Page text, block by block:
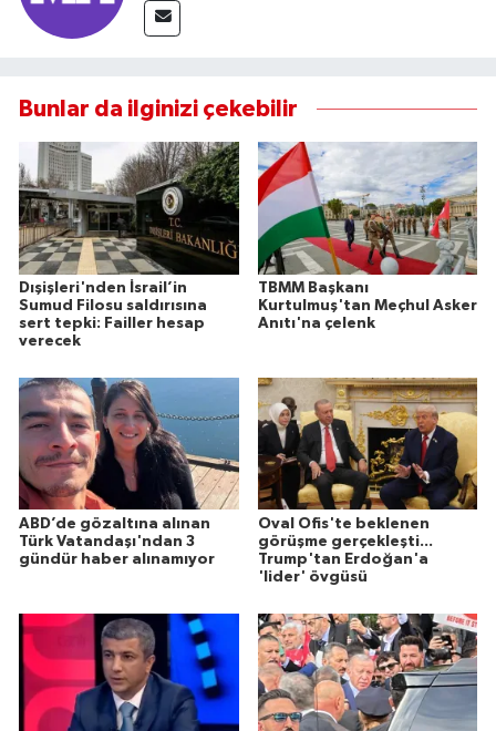
Bunlar da ilginizi çekebilir
Dışişleri'nden İsrail’in
Sumud Filosu saldırısına
sert tepki: Failler hesap
verecek
TBMM Başkanı
Kurtulmuş'tan Meçhul Asker
Anıtı'na çelenk
ABD’de gözaltına alınan
Türk Vatandaşı'ndan 3
gündür haber alınamıyor
Oval Ofis'te beklenen
görüşme gerçekleşti...
Trump'tan Erdoğan'a
'lider' övgüsü